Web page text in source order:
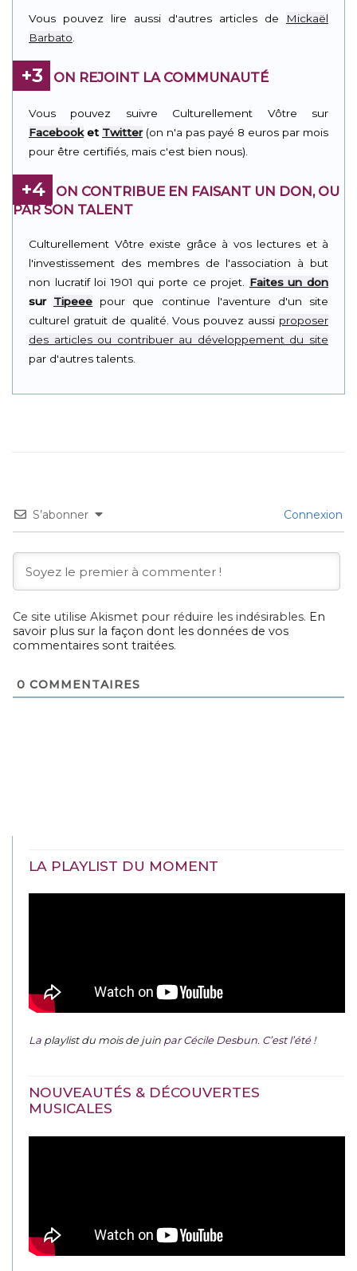
Vous pouvez lire aussi d'autres articles de
Mickaël
Barbato.
+3 ON REJOINT LA COMMUNAUTÉ
Vous pouvez suivre Culturellement Vôtre sur
Facebooket Twitter(on n'a pas payé 8 euros par mois
pour être certifiés, mais c'est bien nous).
+4
ON CONTRIBUE EN FAISANT UN DON, OU
PAR SON TALENT
Culturellement Vôtre existe grâce à vos lectures et à
l'investissement des membres de l'association à but
non lucratif loi 1901 qui porte ce projet. Faites un don
sur Tipeee pour que continue l'aventure d'un site
culturel gratuit de qualité. Vous pouvez aussi proposer
des articles ou contribuer au développement du site
par d'autres talents.
S’abonner Connexion
Ce site utilise Akismet pour réduire les indésirables. En
savoir plus sur la façon dont les données de vos
commentaires sont traitées.
0 COMMENTAIRES
LA PLAYLIST DU MOMENT
La playlist du mois de juin par Cécile Desbun. C’est l’été !
NOUVEAUTÉS & DÉCOUVERTES
MUSICALES